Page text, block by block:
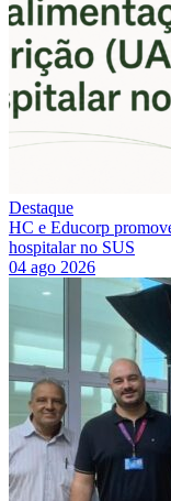
Destaque
HC e Educorp
hospitalar no SUS
04 ago 2026